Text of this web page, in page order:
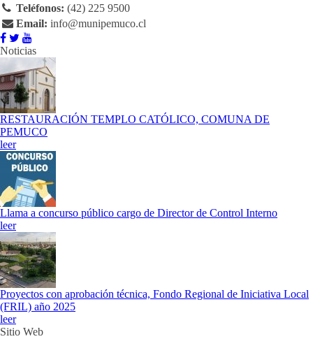
Teléfonos: (42) 225 9500
Email: info@munipemuco.cl
Noticias
RESTAURACIÓN TEMPLO CATÓLICO, COMUNA DE
PEMUCO
leer
Llama a concurso público cargo de Director de Control Interno
leer
Proyectos con aprobación técnica, Fondo Regional de Iniciativa Local
(FRIL) año 2025
leer
Sitio Web